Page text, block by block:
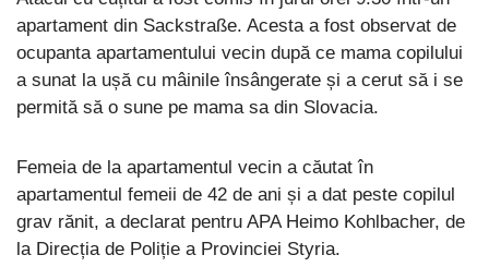
apartament din Sackstraße. Acesta a fost observat de
ocupanta apartamentului vecin după ce mama copilului
a sunat la ușă cu mâinile însângerate și a cerut să i se
permită să o sune pe mama sa din Slovacia.
Femeia de la apartamentul vecin a căutat în
apartamentul femeii de 42 de ani și a dat peste copilul
grav rănit, a declarat pentru APA Heimo Kohlbacher, de
la Direcția de Poliție a Provinciei Styria.